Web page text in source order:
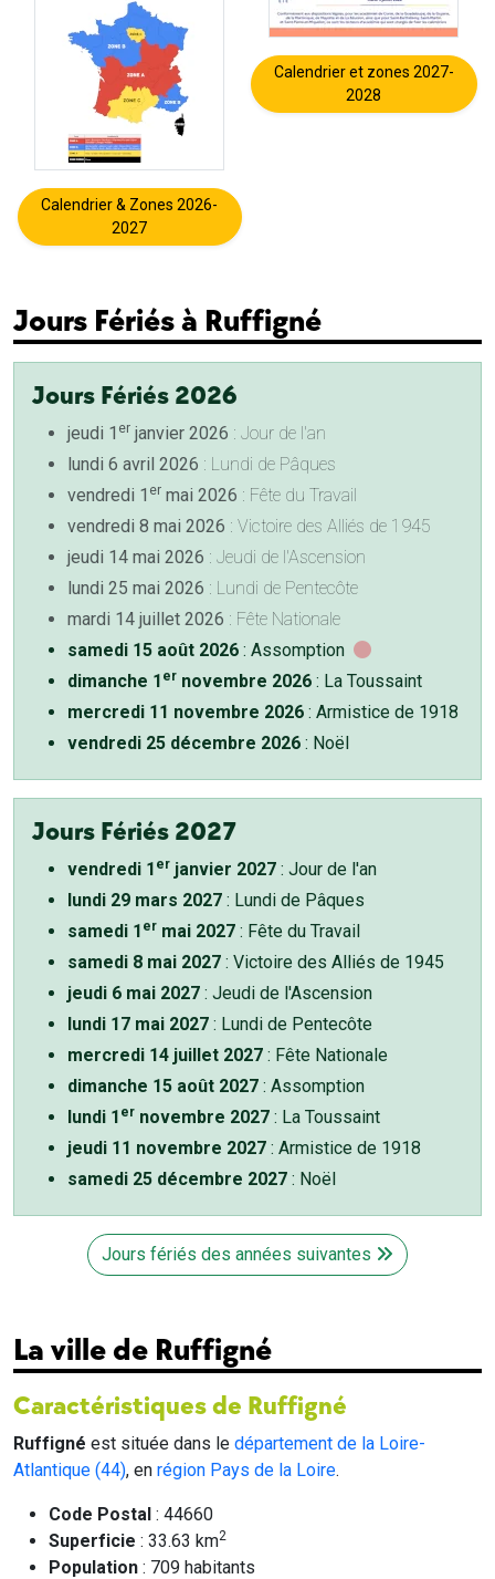
Calendrier & Zones 2026-
2027
Calendrier et zones 2027-
2028
Jours Fériés à Ruffigné
Jours Fériés 2026
jeudi 1 er janvier 2026 : Jour de l'an
lundi 6 avril 2026 : Lundi de Pâques
vendredi 1 er mai 2026 : Fête du Travail
vendredi 8 mai 2026 : Victoire des Alliés de 1945
jeudi 14 mai 2026 : Jeudi de l'Ascension
lundi 25 mai 2026 : Lundi de Pentecôte
mardi 14 juillet 2026 : Fête Nationale
samedi 15 août 2026 : Assomption
dimanche 1 er novembre 2026 : La Toussaint
mercredi 11 novembre 2026 : Armistice de 1918
vendredi 25 décembre 2026 : Noël
Jours Fériés 2027
vendredi 1 er janvier 2027 : Jour de l'an
lundi 29 mars 2027 : Lundi de Pâques
samedi 1 er mai 2027 : Fête du Travail
samedi 8 mai 2027 : Victoire des Alliés de 1945
jeudi 6 mai 2027 : Jeudi de l'Ascension
lundi 17 mai 2027 : Lundi de Pentecôte
mercredi 14 juillet 2027 : Fête Nationale
dimanche 15 août 2027 : Assomption
lundi 1 er novembre 2027 : La Toussaint
jeudi 11 novembre 2027 : Armistice de 1918
samedi 25 décembre 2027 : Noël
Jours fériés des années suivantes
La ville de Ruffigné
Caractéristiques de Ruffigné
Ruffigné est située dans le département de la Loire-
Atlantique (44), en région Pays de la Loire.
Code Postal : 44660
Superficie : 33.63 km2
Population : 709 habitants